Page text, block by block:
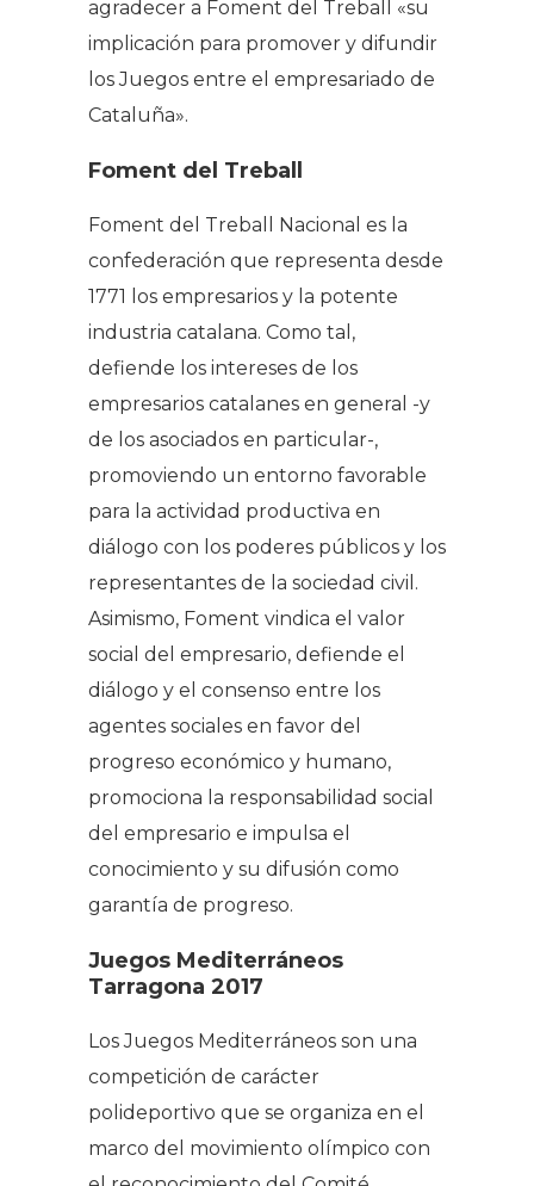
agradecer a Foment del Treball «su
implicación para promover y difundir
los Juegos entre el empresariado de
Cataluña».
Foment del Treball
Foment del Treball Nacional es la
confederación que representa desde
1771 los empresarios y la potente
industria catalana. Como tal,
defiende los intereses de los
empresarios catalanes en general -y
de los asociados en particular-,
promoviendo un entorno favorable
para la actividad productiva en
diálogo con los poderes públicos y los
representantes de la sociedad civil.
Asimismo, Foment vindica el valor
social del empresario, defiende el
diálogo y el consenso entre los
agentes sociales en favor del
progreso económico y humano,
promociona la responsabilidad social
del empresario e impulsa el
conocimiento y su difusión como
garantía de progreso.
Juegos Mediterráneos
Tarragona 2017
Los Juegos Mediterráneos son una
competición de carácter
polideportivo que se organiza en el
marco del movimiento olímpico con